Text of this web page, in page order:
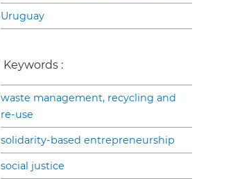
Uruguay
Keywords :
waste management, recycling and
re-use
solidarity-based entrepreneurship
social justice